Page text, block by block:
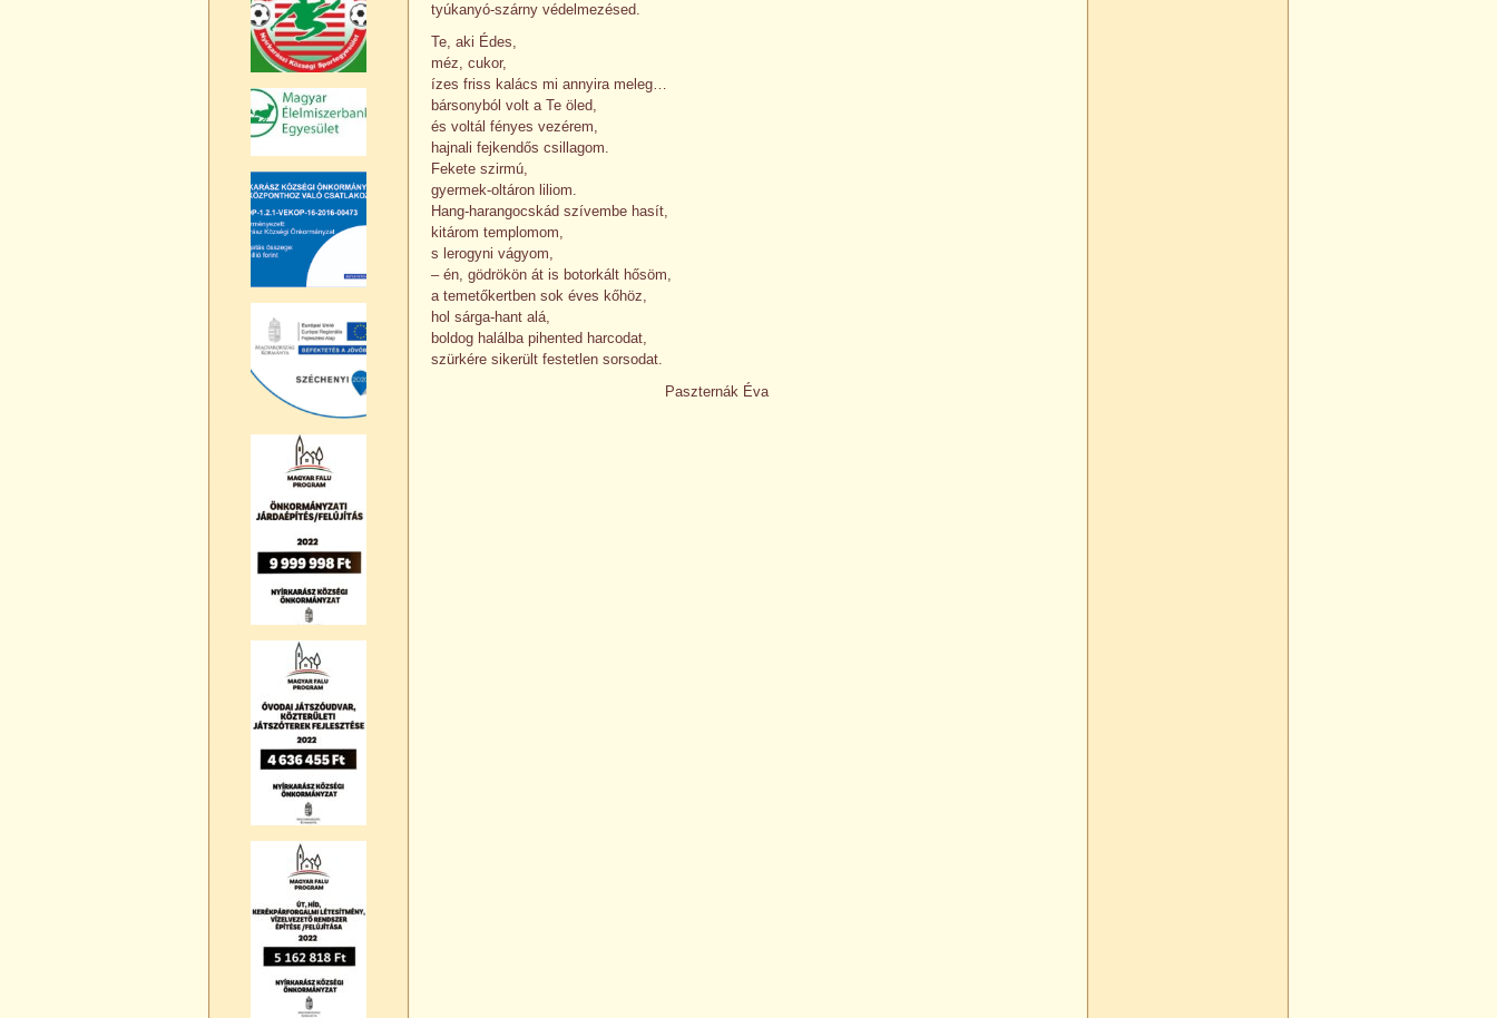
tyúkanyó-szárny védelmezésed.
Te, aki Édes,
méz, cukor,
ízes friss kalács mi annyira meleg…
bársonyból volt a Te öled,
és voltál fényes vezérem,
hajnali fejkendős csillagom.
Fekete szirmú,
gyermek-oltáron liliom.
Hang-harangocskád szívembe hasít,
kitárom templomom,
s lerogyni vágyom,
– én, gödrökön át is botorkált hősöm,
a temetőkertben sok éves kőhöz,
hol sárga-hant alá,
boldog halálba pihented harcodat,
szürkére sikerült festetlen sorsodat.
Paszternák Éva